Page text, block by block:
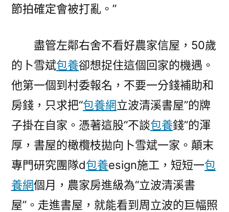
節拍確定會被打亂。”
盡管左鄰右舍不看好農家信屋，50歲
的卜雪斌包養卻想捉住這個回家的機遇。
他第一個到村委報名，不要一分錢補助和
房錢，只求把“包養網立波清溪書屋”的牌
子掛在自家。憑著這股“不談包養錢”的渾
厚，書屋的橄欖枝拋向卜雪斌一家。顛末
專門研究團隊d包養esign施工，短短一包
養網個月，農家房進級為“立波清溪書
屋”。走進書屋，就能看到周立波的巨幅照